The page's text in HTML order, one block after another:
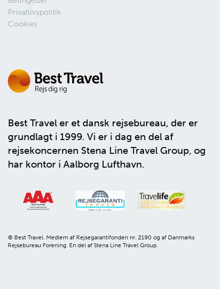
Best Travel er et dansk rejsebureau, der er
grundlagt i 1999. Vi er i dag en del af
rejsekoncernen Stena Line Travel Group, og
har kontor i Aalborg Lufthavn.
© Best Travel. Medlem af Rejsegarantifonden nr. 2190 og af Danmarks
Rejsebureau Forening. En del af Stena Line Travel Group.
Privatlivspolitik
Cookies